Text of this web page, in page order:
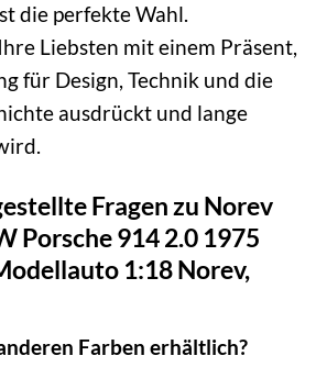
die perfekte Wahl.
Liebsten mit einem Präsent,
für Design, Technik und die
ausdrückt und lange
Fragen zu Norev
Porsche 914 2.0 1975
1:18 Norev,
Farben erhältlich?